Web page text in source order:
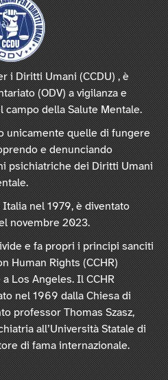
i Diritti Umani (CCDU) , è
(ODV) a vigilanza e
della Salute Mentale.
unicamente quelle di fungere
e denunciando
psichiatriche dei Diritti Umani
nel 1979, è diventato
novembre 2023.
e fa propri i principi sanciti
Human Rights (CCHR)
Los Angeles. Il CCHR
nel 1969 dalla Chiesa di
professor Thomas Szasz,
all’Università Statale di
di fama internazionale.